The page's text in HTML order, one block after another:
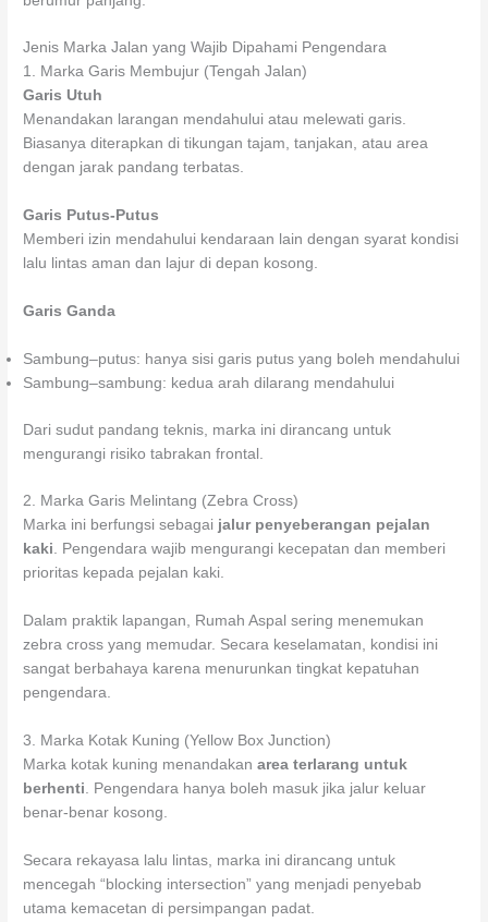
Jenis Marka Jalan yang Wajib Dipahami Pengendara
1. Marka Garis Membujur (Tengah Jalan)
Garis Utuh
Menandakan larangan mendahului atau melewati garis.
Biasanya diterapkan di tikungan tajam, tanjakan, atau area
dengan jarak pandang terbatas.
Garis Putus-Putus
Memberi izin mendahului kendaraan lain dengan syarat kondisi
lalu lintas aman dan lajur di depan kosong.
Garis Ganda
Sambung–putus: hanya sisi garis putus yang boleh mendahului
Sambung–sambung: kedua arah dilarang mendahului
Dari sudut pandang teknis, marka ini dirancang untuk
mengurangi risiko tabrakan frontal.
2. Marka Garis Melintang (Zebra Cross)
Marka ini berfungsi sebagai jalur penyeberangan pejalan
kaki. Pengendara wajib mengurangi kecepatan dan memberi
prioritas kepada pejalan kaki.
Dalam praktik lapangan, Rumah Aspal sering menemukan
zebra cross yang memudar. Secara keselamatan, kondisi ini
sangat berbahaya karena menurunkan tingkat kepatuhan
pengendara.
3. Marka Kotak Kuning (Yellow Box Junction)
Marka kotak kuning menandakanarea terlarang untuk
berhenti. Pengendara hanya boleh masuk jika jalur keluar
benar-benar kosong.
Secara rekayasa lalu lintas, marka ini dirancang untuk
mencegah “blocking intersection” yang menjadi penyebab
utama kemacetan di persimpangan padat.